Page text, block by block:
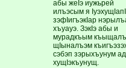
абы жеIэ иужьрей
илъэсым я
зэфIигъэкIар
хъуауэ. ЗэкIэ абы и
мурадкъым
щIыналъэм
сэбэп зэрыхъунум
хущIэкъунущ.